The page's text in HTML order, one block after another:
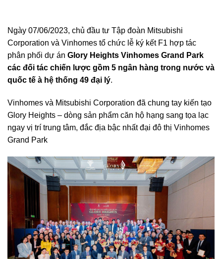
Ngày 07/06/2023, chủ đầu tư Tập đoàn Mitsubishi
Corporation và Vinhomes tổ chức lễ ký kết F1 hợp tác
phân phối dự án Glory Heights Vinhomes Grand Park
các đối tác chiến lược gồm 5 ngân hàng trong nước và
quốc tế à hệ thống 49 đại lý.
Vinhomes và Mitsubishi Corporation đã chung tay kiến tạo
Glory Heights – dòng sản phẩm căn hộ hạng sang tọa lạc
ngay vị trí trung tâm, đắc địa bậc nhất đại đô thị Vinhomes
Grand Park